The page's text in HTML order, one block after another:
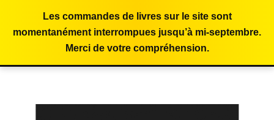
Les commandes de livres sur le site sont
momentanément interrompues jusqu’à mi-septembre.
Merci de votre compréhension.